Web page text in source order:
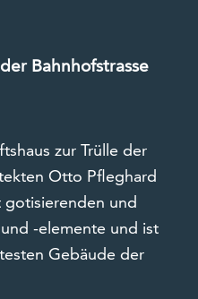
Bahnhofstrasse
zur Trülle der
Otto Pfleghard
gotisierenden und
-elemente und ist
Gebäude der